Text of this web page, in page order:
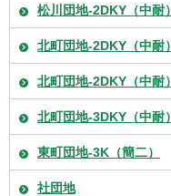
松川団地-2DKY（中耐）
北町団地-2DKY（中耐）
北町団地-2DKY（中耐）
北町団地-3DKY（中耐）
東町団地-3K（簡二）
社団地